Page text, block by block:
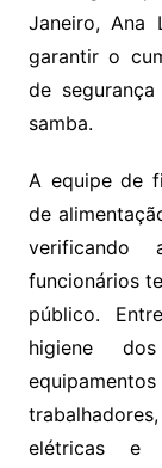
Janeiro, Ana
garantir o
de
samba.
A equipe de
de
funcionários
público.
higiene
elétricas e